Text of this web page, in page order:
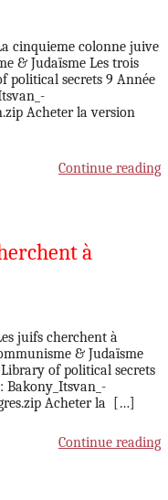
cinquieme colonne juive
& Judaïsme Les trois
political secrets 9 Année
Acheter la version
Continue reading
à
juifs cherchent à
& Judaïsme
of political secrets
Bakony_Itsvan_-
Acheter la […]
Continue reading